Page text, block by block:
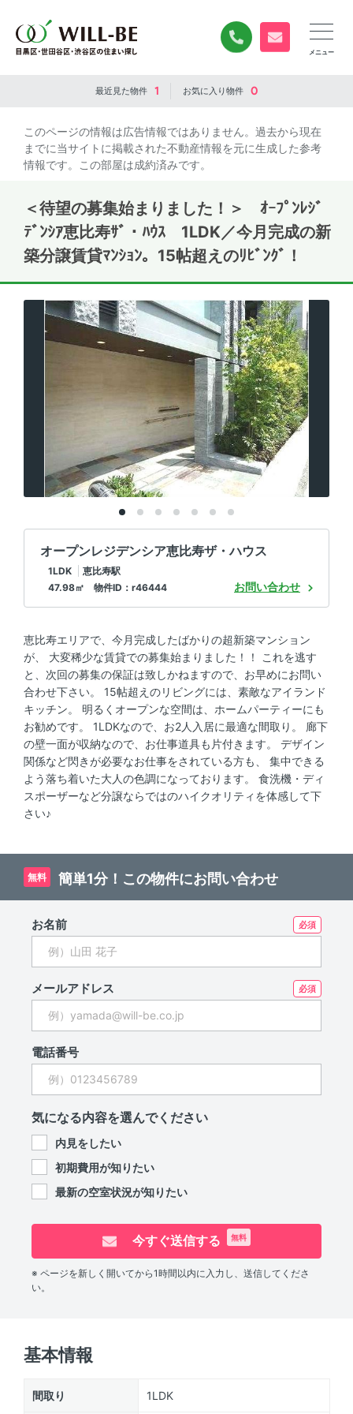
0120-840-834
無料お問い合
最近見た物件 1 お気に入り物件 0
このページの情報は広告情報ではありません。過去から現在
までに当サイトに掲載された不動産情報を元に生成した参考
情報です。この部屋は成約済みです。
＜待望の募集始まりました！＞ ｵｰﾌﾟﾝﾚｼﾞ
ﾃﾞﾝｼｱ恵比寿ｻﾞ・ﾊｳｽ 1LDK／今月完成の新
築分譲賃貸ﾏﾝｼｮﾝ。15帖超えのﾘﾋﾞﾝｸﾞ！
オープンレジデンシア恵比寿ザ・ハウス
1LDK
恵比寿駅
47.98㎡ 物件ID：r46444
お問い合わせ
恵比寿エリアで、今月完成したばかりの超新築マンション
が、 大変稀少な賃貸での募集始まりました！！ これを逃す
と、次回の募集の保証は致しかねますので、お早めにお問い
合わせ下さい。 15帖超えのリビングには、素敵なアイランド
キッチン。 明るくオープンな空間は、ホームパーティーにも
お勧めです。 1LDKなので、お2人入居に最適な間取り。 廊下
の壁一面が収納なので、お仕事道具も片付きます。 デザイン
関係など閃きが必要なお仕事をされている方も、 集中できる
よう落ち着いた大人の色調になっております。 食洗機・ディ
スポーザーなど分譲ならではのハイクオリティを体感して下
さい♪
無料 簡単1分！この物件にお問い合わせ
お名前
メールアドレス
電話番号
気になる内容を選んでください
内見をしたい
初期費用が知りたい
最新の空室状況が知りたい
今すぐ送信する 無料
※ ページを新しく開いてから1時間以内に入力し、送信してくださ
い。
基本情報
間取り 1LDK